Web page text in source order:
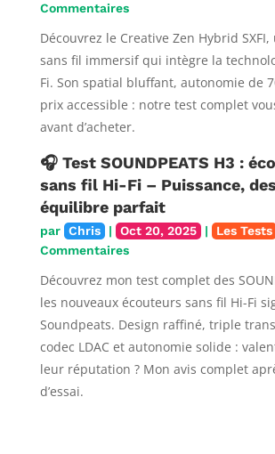
Commentaires
Découvrez le Creative Zen Hybrid
sans fil immersif qui intègre la
Fi. Son spatial bluffant, autonomie de
prix accessible : notre test complet
avant d’acheter.
🎧 Test SOUNDPEATS H3 :
sans fil Hi-Fi – Puissance,
équilibre parfait
par Chris | Oct 20, 2025 | Les Tests
Commentaires
Découvrez mon test complet des
les nouveaux écouteurs sans fil Hi-Fi
Soundpeats. Design raffiné, triple
codec LDAC et autonomie solide :
leur réputation ? Mon avis complet
d’essai.